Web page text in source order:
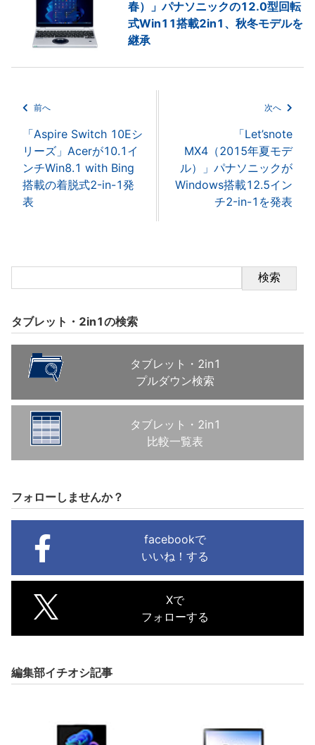
春）」パナソニックの12.0型回転
式Win11搭載2in1、秋冬モデルを
継承
前へ
「Aspire Switch 10Eシ
リーズ」Acerが10.1イ
ンチWin8.1 with Bing
搭載の着脱式2-in-1発
表
次へ
「Let’snote
MX4（2015年夏モデ
ル）」パナソニックが
Windows搭載12.5イン
チ2-in-1を発表
検索
タブレット・2in1の検索
タブレット・2in1
プルダウン検索
タブレット・2in1
比較一覧表
フォローしませんか？
facebookで
いいね！する
Xで
フォローする
編集部イチオシ記事